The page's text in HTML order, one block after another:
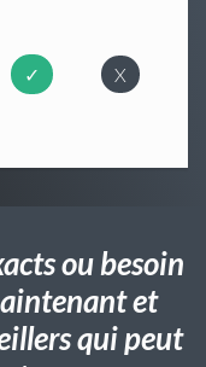
✓ X
ou besoin
et
qui peut